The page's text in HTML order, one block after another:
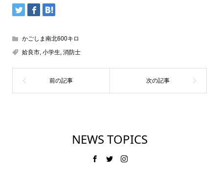
かごしま南北600キロ
姶良市, 小学生, 消防士
NEWS TOPICS